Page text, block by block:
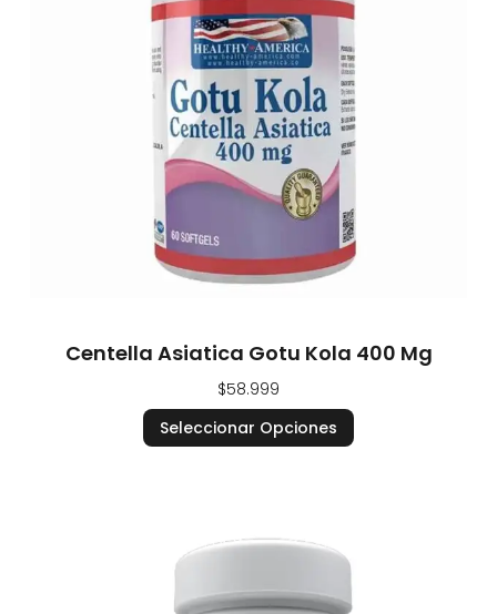
Centella Asiatica Gotu Kola 400 Mg
$58.999
Seleccionar Opciones